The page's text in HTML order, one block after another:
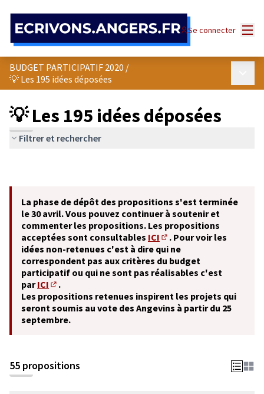
Se connecter
BUDGET PARTICIPATIF 2020 /
💡 Les 195 idées déposées
💡 Les 195 idées déposées
Filtrer et rechercher
La phase de dépôt des propositions s'est terminée
le 30 avril. Vous pouvez continuer à soutenir et
commenter les propositions. Les propositions
acceptées sont consultables ICI
(S'ouvre dans un nouvel
. Pour voir les
idées non-retenues c'est à dire qui ne
correspondent pas aux critères du budget
participatif ou qui ne sont pas réalisables c'est
parICI
(S'ouvre dans un nouvel onglet)
.
Les propositions retenues inspirent les projets qui
seront soumis au vote des Angevins à partir du 25
septembre.
55 propositions